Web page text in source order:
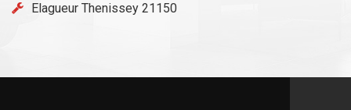
Elagueur Thenissey 21150